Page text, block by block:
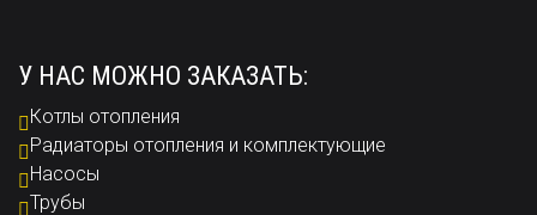
У НАС МОЖНО ЗАКАЗАТЬ:
Котлы отопления
Радиаторы отопления и комплектующие
Насосы
Трубы